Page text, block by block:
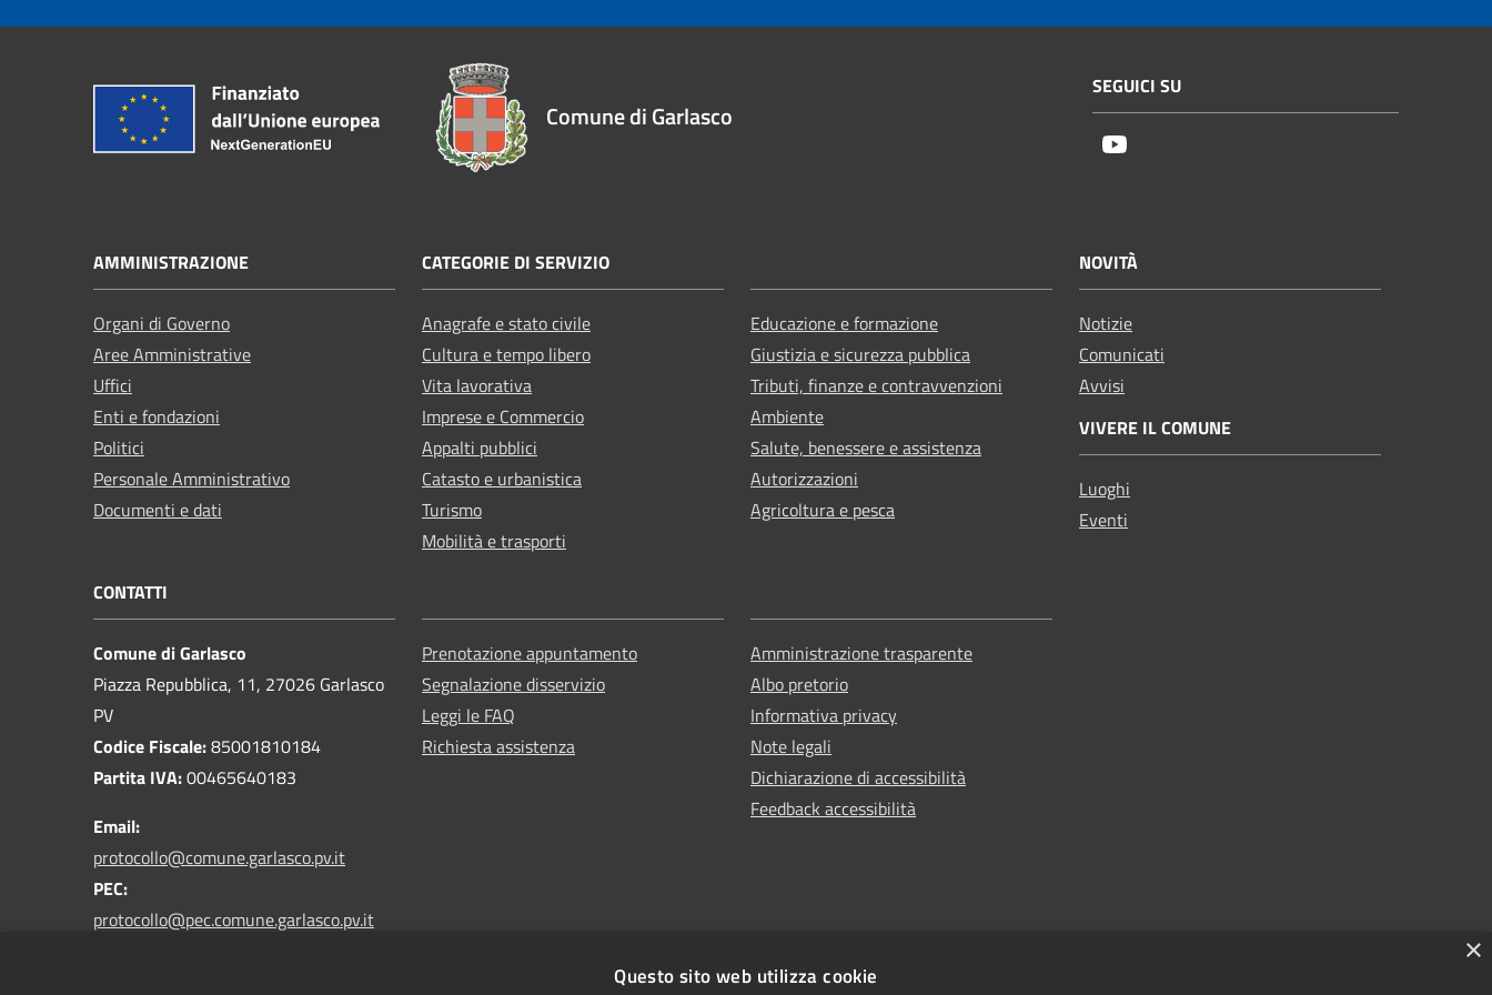
Comune di Garlasco
SEGUICI SU
AMMINISTRAZIONE
Organi di Governo
Aree Amministrative
Uffici
Enti e fondazioni
Politici
Personale Amministrativo
Documenti e dati
CATEGORIE DI SERVIZIO
Anagrafe e stato civile
Cultura e tempo libero
Vita lavorativa
Imprese e Commercio
Appalti pubblici
Catasto e urbanistica
Turismo
Mobilità e trasporti
Educazione e formazione
Giustizia e sicurezza pubblica
Tributi, finanze e contravvenzioni
Ambiente
Salute, benessere e assistenza
Autorizzazioni
Agricoltura e pesca
NOVITÀ
Notizie
Comunicati
Avvisi
VIVERE IL COMUNE
Luoghi
Eventi
CONTATTI
Comune di Garlasco
Piazza Repubblica, 11, 27026 Garlasco
PV
Codice Fiscale:85001810184
Partita IVA:00465640183
Email:
protocollo@comune.garlasco.pv.it
PEC:
protocollo@pec.comune.garlasco.pv.it
Prenotazione appuntamento
Segnalazione disservizio
Leggi le FAQ
Richiesta assistenza
Amministrazione trasparente
Albo pretorio
Informativa privacy
Note legali
Dichiarazione di accessibilità
Feedback accessibilità
×
Questo sito web utilizza cookie